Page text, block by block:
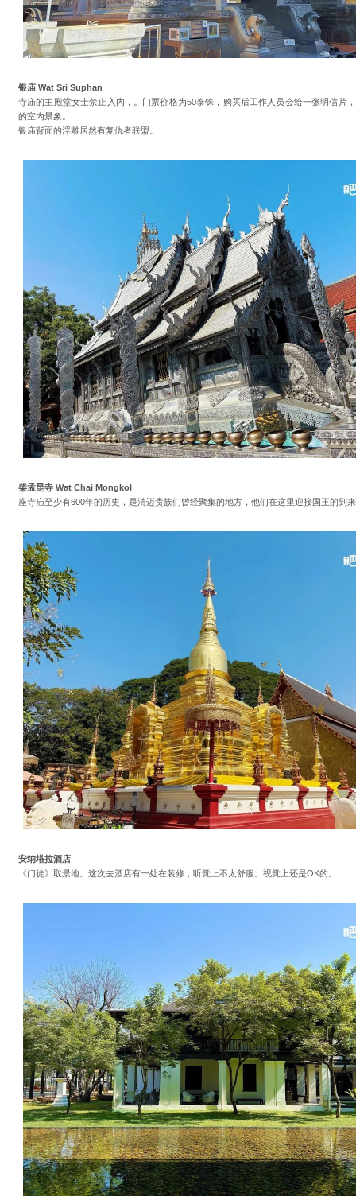
银庙 Wat Sri Suphan
寺庙的主殿堂女士禁止入内，。门票价格为50泰铢，购买后工作人员会给一张明信片
的室内景象。
银庙背面的浮雕居然有复仇者联盟。
柴孟昆寺 Wat Chai Mongkol
座寺庙至少有600年的历史，是清迈贵族们曾经聚集的地方，他们在这里迎接国王的到
安纳塔拉酒店
《门徒》取景地。这次去酒店有一处在装修，听觉上不太舒服。视觉上还是OK的。